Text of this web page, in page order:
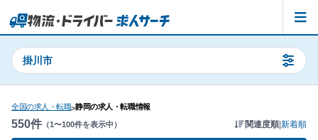
掛川市
全国の求人・転職>静岡の求人・転職情報
550件 （1〜100件を表示中） 関連度順 新着順